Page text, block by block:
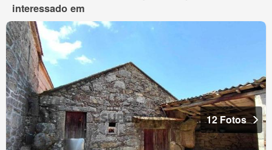
interessado em
12 Fotos